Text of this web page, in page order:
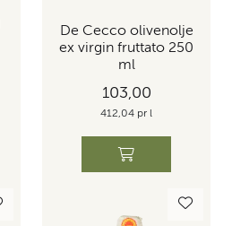
De Cecco olivenolje
ex virgin fruttato 250
ml
103,00
412,04 pr l